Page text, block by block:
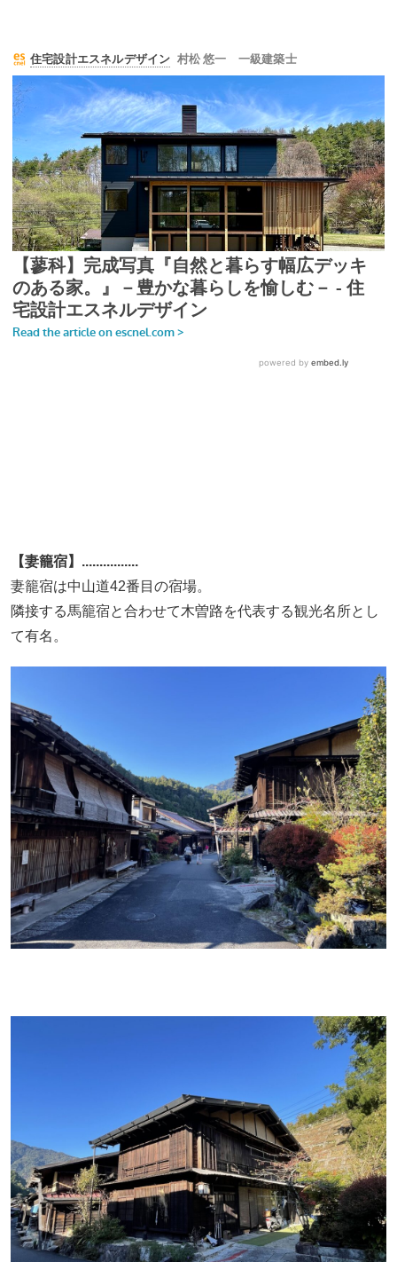
【妻籠宿】................
妻籠宿は中山道42番目の宿場。
隣接する馬籠宿と合わせて木曽路を代表する観光名所とし
て有名。